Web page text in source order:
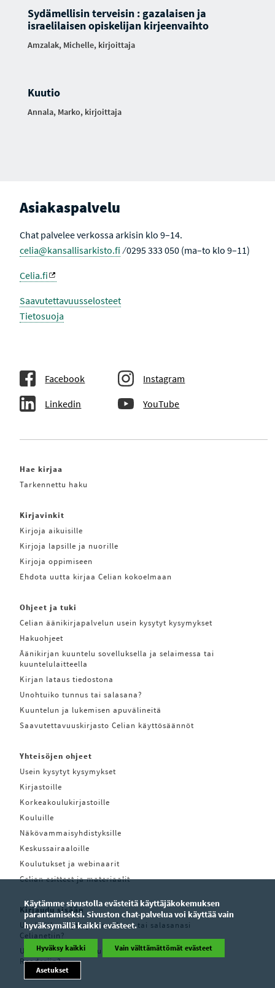
Sydämellisin terveisin : gazalaisen ja
israelilaisen opiskelijan kirjeenvaihto
Amzalak, Michelle, kirjoittaja
Kuutio
Annala, Marko, kirjoittaja
Asiakaspalvelu
Chat palvelee verkossa arkisin klo 9–14.
celia@kansallisarkisto.fi ⁄ 0295 333 050 (ma–to klo 9–11)
Celia.fi
Saavutettavuusselosteet
Tietosuoja
Facebook Instagram
Linkedin YouTube
Hae kirjaa
Tarkennettu haku
Kirjavinkit
Kirjoja aikuisille
Kirjoja lapsille ja nuorille
Kirjoja oppimiseen
Ehdota uutta kirjaa Celian kokoelmaan
Ohjeet ja tuki
Celian äänikirjapalvelun usein kysytyt kysymykset
Hakuohjeet
Äänikirjan kuuntelu sovelluksella ja selaimessa tai
kuuntelulaitteella
Kirjan lataus tiedostona
Unohtuiko tunnus tai salasana?
Kuuntelun ja lukemisen apuvälineitä
Saavutettavuuskirjasto Celian käyttösäännöt
Yhteisöjen ohjeet
Usein kysytyt kysymykset
Kirjastoille
Korkeakoulukirjastoille
Kouluille
Näkövammaisyhdistyksille
Keskussairaaloille
Koulutukset ja webinaarit
Celian esitteet ja materiaalit
Kirjaudu sisään
Unohditko käyttäjätunnuksesi tai salasanasi
Celianetiin?
Unohditko käyttäjätunnuksesi tai salasanasi Pratsam
Readeriin?
Käytämme sivustolla evästeitä käyttäjäkokemuksen
parantamiseksi. Sivuston chat-palvelua voi käyttää vain
hyväksymällä kaikki evästeet.
Hyväksy kaikki Vain välttämättömät evästeet
Asetukset